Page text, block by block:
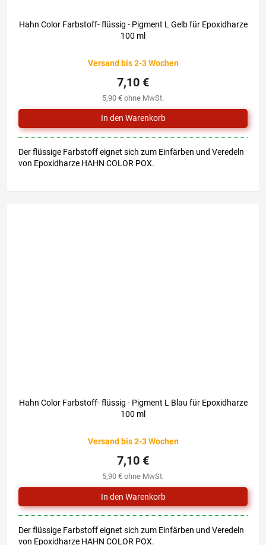
Hahn Color Farbstoff- flüssig - Pigment L Gelb für Epoxidharze
100 ml
Versand bis 2-3 Wochen
5,90 € ohne MwSt.
7,10 €
Der flüssige Farbstoff eignet sich zum Einfärben und Veredeln
von Epoxidharze HAHN COLOR POX.
Hahn Color Farbstoff- flüssig - Pigment L Blau für Epoxidharze
100 ml
Versand bis 2-3 Wochen
5,90 € ohne MwSt.
7,10 €
Der flüssige Farbstoff eignet sich zum Einfärben und Veredeln
von Epoxidharze HAHN COLOR POX.